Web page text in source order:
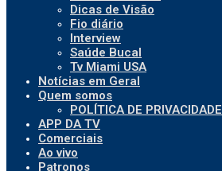
Dicas de Visão
Fio diário
Interview
Saúde Bucal
Tv Miami USA
Notícias em Geral
Quem somos
POLÍTICA DE PRIVACIDADE
APP DA TV
Comerciais
Ao vivo
Patronos